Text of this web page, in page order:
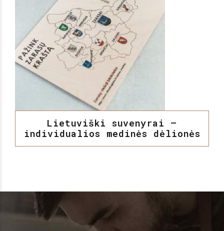
Lietuviški suvenyrai –
individualios medinės dėlionės